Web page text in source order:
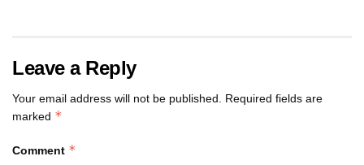
Leave a Reply
Your email address will not be published.
Required fields are
marked *
Comment *